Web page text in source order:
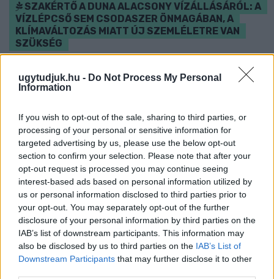
ugytudjuk.hu - Do Not Process My Personal
Information
If you wish to opt-out of the sale, sharing to third parties, or
processing of your personal or sensitive information for
targeted advertising by us, please use the below opt-out
section to confirm your selection. Please note that after your
opt-out request is processed you may continue seeing
interest-based ads based on personal information utilized by
us or personal information disclosed to third parties prior to
your opt-out. You may separately opt-out of the further
disclosure of your personal information by third parties on the
IAB’s list of downstream participants. This information may
also be disclosed by us to third parties on the IAB’s List of
Downstream Participants that may further disclose it to other
SZAKÉRTŐ A DUNA ALACSONY VÍZÁLLÁSÁRÓL: A
VÍZLÉPCSŐ SEM CSODASZER ÖNMAGÁBAN, A
KLÍMAVÁLTOZÁS MIATT ÚJ SZEMLÉLETRE VAN
SZÜKSÉG
A BME vízmérnöke szerint a Paksi Atomerőmű helyzetére sem
jelentene automatikus megoldást egy új dunai vízlépcső - a jövő
vízgazdálkodását pedig már a klímamodellekre kell alapozni.
Szólj hozzá!